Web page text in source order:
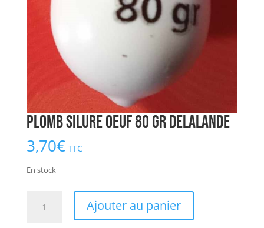
Plomb Silure Oeuf 80 gr DELALANDE
3,70€ TTC
En stock
Ajouter au panier